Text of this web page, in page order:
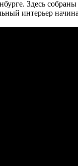
Здесь
интерьер